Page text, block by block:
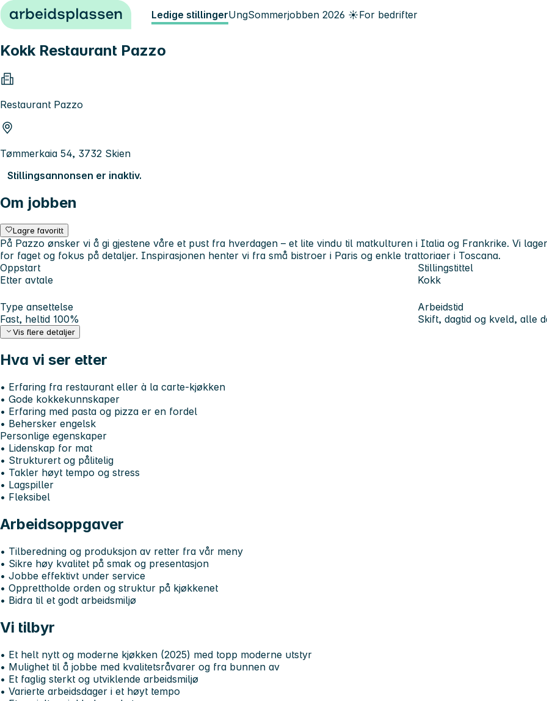
Hopp til innhold Ledige stillingerUngSommerjobben 2026 ☀️For bedrifter
Kokk Restaurant Pazzo
Restaurant Pazzo
Tømmerkaia 54, 3732 Skien
Stillingsannonsen er inaktiv.
Om jobben
Lagre favoritt
På Pazzo ønsker vi å gi gjestene våre et pust fra hverdagen – et lite vindu til matkulturen i Italia og Frankrike. Vi
for faget og fokus på detaljer. Inspirasjonen henter vi fra små bistroer i Paris og enkle trattoriaer i Toscana.
Oppstart
Etter avtale
Stillingstittel
Kokk
Type ansettelse
Fast, heltid 100%
Arbeidstid
Skift, dagtid og kveld, alle
Vis flere detaljer
Hva vi ser etter
• Erfaring fra restaurant eller à la carte-kjøkken
• Gode kokkekunnskaper
• Erfaring med pasta og pizza er en fordel
• Behersker engelsk
Personlige egenskaper
• Lidenskap for mat
• Strukturert og pålitelig
• Takler høyt tempo og stress
• Lagspiller
• Fleksibel
Arbeidsoppgaver
• Tilberedning og produksjon av retter fra vår meny
• Sikre høy kvalitet på smak og presentasjon
• Jobbe effektivt under service
• Opprettholde orden og struktur på kjøkkenet
• Bidra til et godt arbeidsmiljø
Vi tilbyr
• Et helt nytt og moderne kjøkken (2025) med topp moderne utstyr
• Mulighet til å jobbe med kvalitetsråvarer og fra bunnen av
• Et faglig sterkt og utviklende arbeidsmiljø
• Varierte arbeidsdager i et høyt tempo